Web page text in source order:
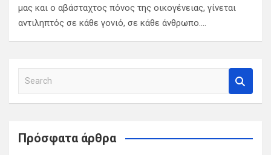
μας και ο αβάσταχτος πόνος της οικογένειας, γίνεται
αντιληπτός σε κάθε γονιό, σε κάθε άνθρωπο.…
a
c
Πρόσφατα άρθρα